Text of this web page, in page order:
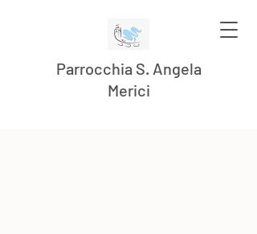
Parrocchia S. Angela
Merici